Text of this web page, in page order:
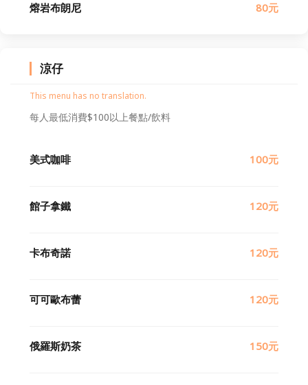
熔岩布朗尼 80元
涼仔
This menu has no translation.
每人最低消費$100以上餐點/飲料
美式咖啡 100元
館子拿鐵 120元
卡布奇諾 120元
可可歐布蕾 120元
俄羅斯奶茶 150元